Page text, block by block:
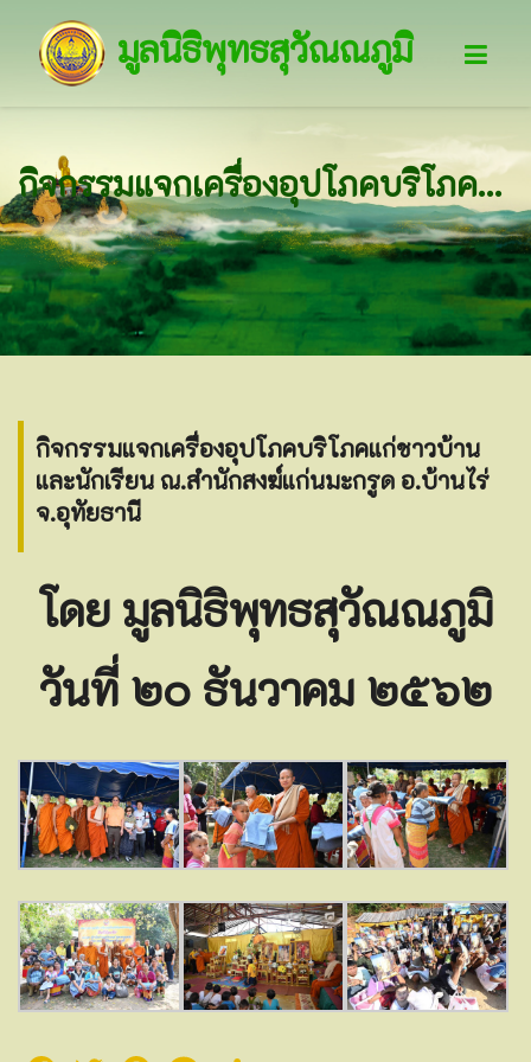
มูลนิธิพุทธสุวัณณภูมิ
กิจกรรมแจกเครื่องอุปโภคบริโภคแก่ชาวบ้านและนักเรียน ณ.สำนักสงฆ์แก่นมะกรูด อ.บ้านไร่ จ.อุทัยธานี
กิจกรรมแจกเครื่องอุปโภคบริโภคแก่ชาวบ้าน
และนักเรียน ณ.สำนักสงฆ์แก่นมะกรูด อ.บ้านไร่
จ.อุทัยธานี
โดย มูลนิธิพุทธสุวัณณภูมิ
วันที่ ๒๐ ธันวาคม ๒๕๖๒